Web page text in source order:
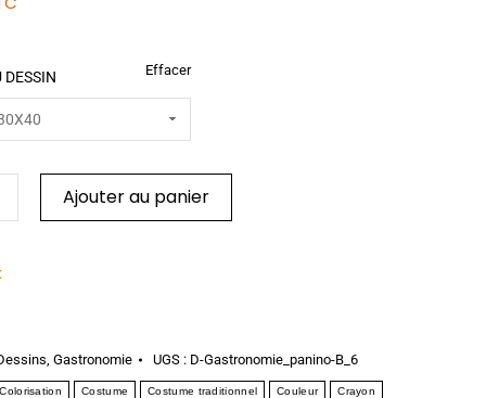
DESSIN Effacer
Ajouter au panier
,Gastronomie UGS : D-Gastronomie_panino-B_6
Colorisation Costume Costume traditionnel Couleur Crayon